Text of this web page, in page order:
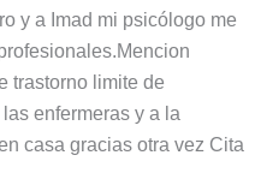
y a Imad mi psicólogo me
trastorno limite de
enfermeras y a la
casa gracias otra vez Cita